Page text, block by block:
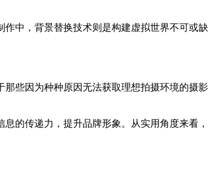
中，背景替换技术则是构建虚拟世界不可或缺
些因为种种原因无法获取理想拍摄环境的摄影
的传递力，提升品牌形象。从实用角度来看，